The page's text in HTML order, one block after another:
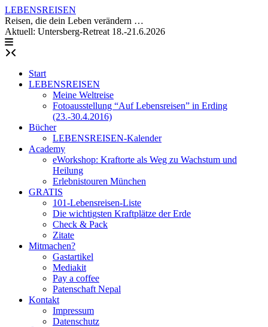
Skip
to
content
LEBENSREISEN
Reisen, die dein Leben verändern …
Aktuell: Untersberg-Retreat 18.-21.6.2026
Start
LEBENSREISEN
Meine Weltreise
Fotoausstellung “Auf Lebensreisen” in Erding
(23.-30.4.2016)
Bücher
LEBENSREISEN-Kalender
Academy
eWorkshop: Kraftorte als Weg zu Wachstum und
Heilung
Erlebnistouren München
GRATIS
101-Lebensreisen-Liste
Die wichtigsten Kraftplätze der Erde
Check & Pack
Zitate
Mitmachen?
Gastartikel
Mediakit
Pay a coffee
Patenschaft Nepal
Kontakt
Impressum
Datenschutz